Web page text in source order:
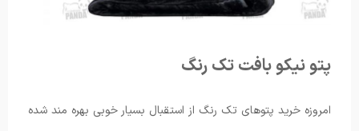
پتو نیکو بافت تک رنگ
امروزه خرید پتوهای تک رنگ از استقبال بسیار خوبی بهره مند شده